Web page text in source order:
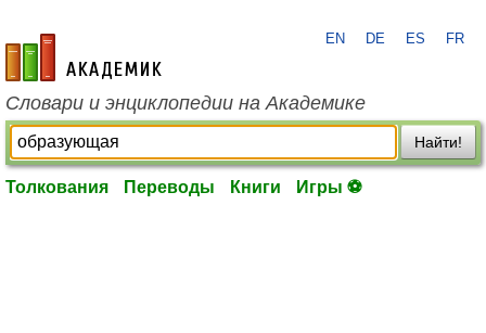
academic.ru
EN DE ES FR
Словари и энциклопедии на Академике
Найти!
Толкования Переводы Книги Игры ⚽